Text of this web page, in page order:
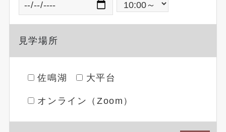
見学場所
佐鳴湖 大平台
オンライン（Zoom）